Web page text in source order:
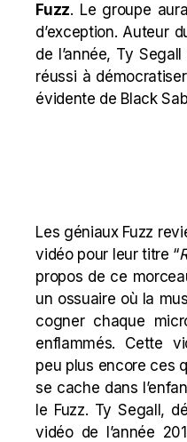
Fuzz. Le groupe
d’exception. Auteur
de l’année, Ty
réussi à
évidente de Black
Les géniaux Fuzz
vidéo pour leur titre “
propos de ce
un ossuaire où la
cogner chaque
enflammés. Cette
peu plus encore ces
se cache dans
le Fuzz. Ty Segall,
vidéo de l’année